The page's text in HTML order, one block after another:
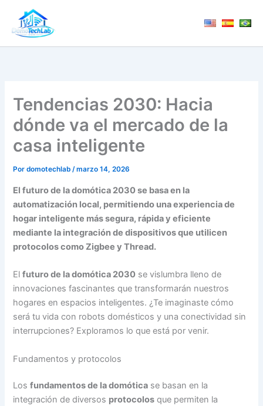
contenido
Tendencias 2030: Hacia
dónde va el mercado de la
casa inteligente
Pordomotechlab/marzo 14, 2026
El futuro de la domótica 2030 se basa en la
automatización local, permitiendo una experiencia de
hogar inteligente más segura, rápida y eficiente
mediante la integración de dispositivos que utilicen
protocolos como Zigbee y Thread.
Elfuturo de la domótica 2030 se vislumbra lleno de
innovaciones fascinantes que transformarán nuestros
hogares en espacios inteligentes. ¿Te imaginaste cómo
será tu vida con robots domésticos y una conectividad sin
interrupciones? Exploramos lo que está por venir.
Fundamentos y protocolos
Losfundamentos de la domótica se basan en la
integración de diversos protocolos que permiten la